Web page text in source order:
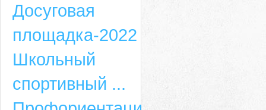
Досуговая
площадка-2022
Школьный
спортивный ...